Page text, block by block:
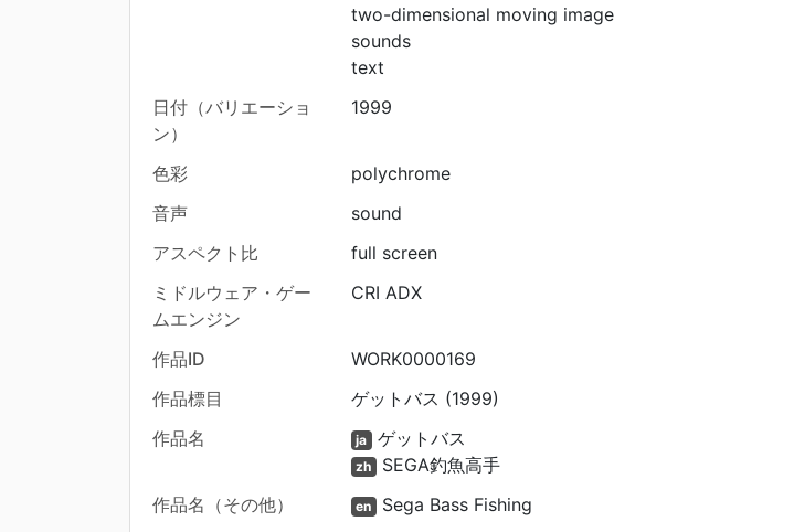
two-dimensional moving image
sounds
text
日付（バリエーショ
ン）
1999
色彩
polychrome
音声
sound
アスペクト比
full screen
ミドルウェア・ゲー
ムエンジン
CRI ADX
作品ID
WORK0000169
作品標目
ゲットバス (1999)
作品名
ja ゲットバス
zh
SEGA釣魚高手
作品名（その他）
en
Sega Bass Fishing